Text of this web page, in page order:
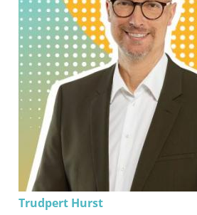
Trudpert Hurst